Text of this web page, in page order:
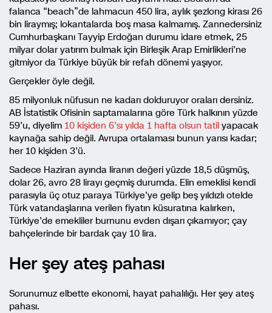
falanca “beach”de lahmacun 450 lira, aylık şezlong kirası 26
bin liraymış; lokantalarda boş masa kalmamış. Zannedersiniz
Cumhurbaşkanı Tayyip Erdoğan durumu idare etmek, 25
milyar dolar yatırım bulmak için Birleşik Arap Emirlikleri’ne
gitmiyor da Türkiye büyük bir refah dönemi yaşıyor.
Gerçekler öyle değil.
85 milyonluk nüfusun ne kadarı dolduruyor oraları dersiniz.
AB İstatistik Ofisinin saptamalarına göre Türk halkının yüzde
59’u, diyelim 10 kişiden 6’sı yılda 1 hafta olsun tatil yapacak
kaynağa sahip değil. Avrupa ortalaması bunun yarısı kadar;
her 10 kişiden 3’ü.
Sadece Haziran ayında liranın değeri yüzde 18,5 düşmüş,
dolar 26, avro 28 lirayı geçmiş durumda. Elin emeklisi kendi
parasıyla üç otuz paraya Türkiye’ye gelip beş yıldızlı otelde
Türk vatandaşlarına verilen fiyatın küsuratına kalırken,
Türkiye’de emekliler burnunu evden dışarı çıkamıyor; çay
bahçelerinde bir bardak çay 10 lira.
Her şey ateş pahası
Sorunumuz elbette ekonomi, hayat pahalılığı. Her şey ateş
pahası.